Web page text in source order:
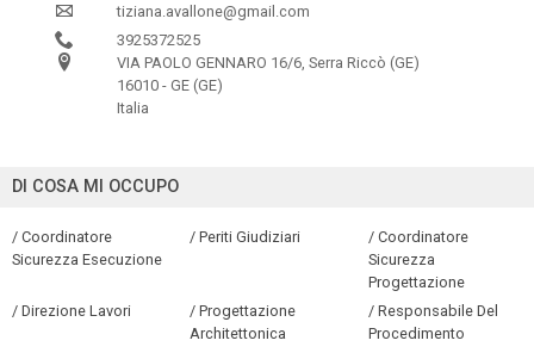
tiziana.avallone@gmail.com
3925372525
VIA PAOLO GENNARO 16/6, Serra Riccò (GE)
16010 - GE (GE)
Italia
DI COSA MI OCCUPO
/ Coordinatore
Sicurezza Esecuzione
/ Periti Giudiziari
/ Coordinatore
Sicurezza
Progettazione
/ Direzione Lavori
/ Progettazione
Architettonica
/ Responsabile Del
Procedimento